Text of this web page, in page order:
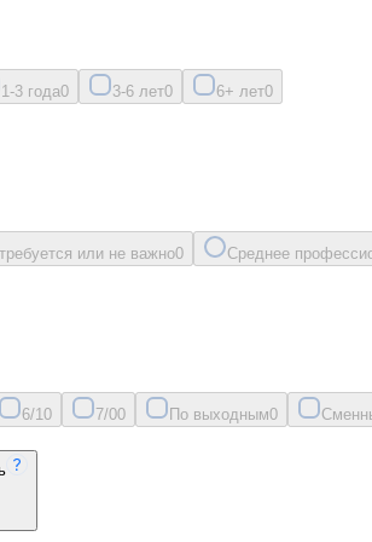
1-3 года0 3-6 лет0 6+ лет0
или не важно0 Среднее
6/10 7/00 По выходным0